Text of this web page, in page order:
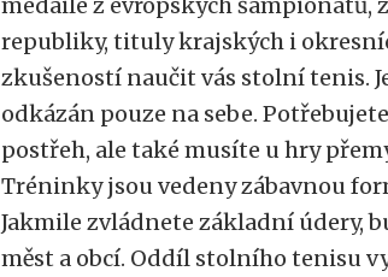
republiky, tituly krajských i
zkušeností naučit vás stolní tenis.
odkázán pouze na sebe.
postřeh, ale také musíte u hry
Tréninky jsou vedeny zábavnou
Jakmile zvládnete základní údery,
měst a obcí. Oddíl stolního tenisu